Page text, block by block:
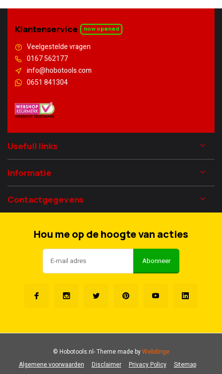
Klantenservice now opened
Veelgestelde vragen
0167 562177
info@hobotools.com
0651 841304
Usefull links
Informatie
Contactgegevens
Hou me op de hoogte van acties
Abonneer
Algemene voorwaarden Disclaimer Privacy Policy Sitemap
© Hobotools.nl- Theme made byWebdinge